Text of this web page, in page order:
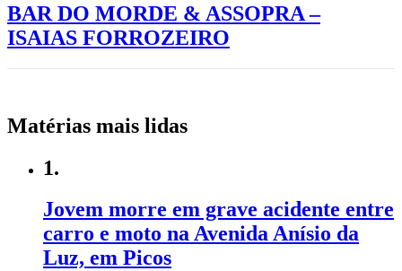
BAR DO MORDE & ASSOPRA –
ISAIAS FORROZEIRO
Matérias mais lidas
1.
Jovem morre em grave acidente entre
carro e moto na Avenida Anísio da
Luz, em Picos